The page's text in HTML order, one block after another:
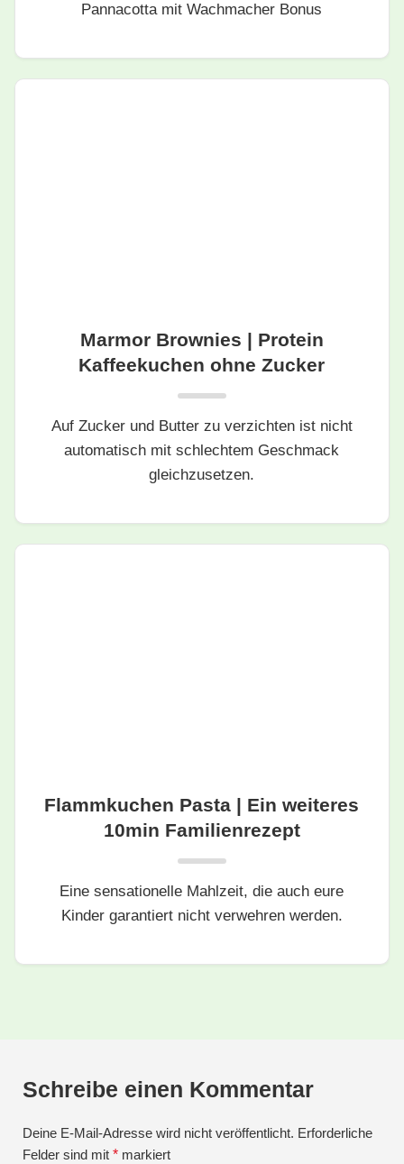
Pannacotta mit Wachmacher Bonus
Marmor Brownies | Protein
Kaffeekuchen ohne Zucker
Auf Zucker und Butter zu verzichten ist nicht
automatisch mit schlechtem Geschmack
gleichzusetzen.
Flammkuchen Pasta | Ein weiteres
10min Familienrezept
Eine sensationelle Mahlzeit, die auch eure
Kinder garantiert nicht verwehren werden.
Schreibe einen Kommentar
Deine E-Mail-Adresse wird nicht veröffentlicht. Erforderliche
Felder sind mit * markiert